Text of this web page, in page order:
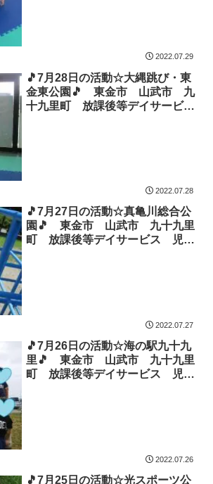
2022.07.29
🎵7月28日の活動☆大縄跳び・東
金東公園🎵 東金市 山武市 九
十九里町 放課後等デイサービ
2022.07.28
🎵7月27日の活動☆真亀川総合公
園🎵 東金市 山武市 九十九里
町 放課後等デイサービス 児童
2022.07.27
🎵7月26日の活動☆海の駅九十九
里🎵 東金市 山武市 九十九里
町 放課後等デイサービス 児童
2022.07.26
🎵7月25日の活動☆光スポーツ公